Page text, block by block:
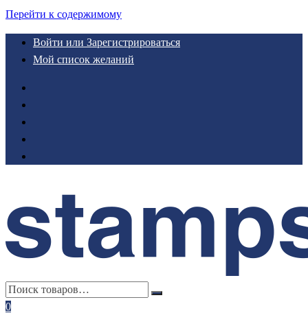
Перейти к содержимому
Войти или Зарегистрироваться
Мой список желаний
0